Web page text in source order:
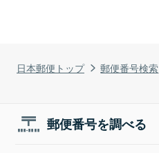
日本郵便トップ 郵便番号検索
郵便番号を調べる